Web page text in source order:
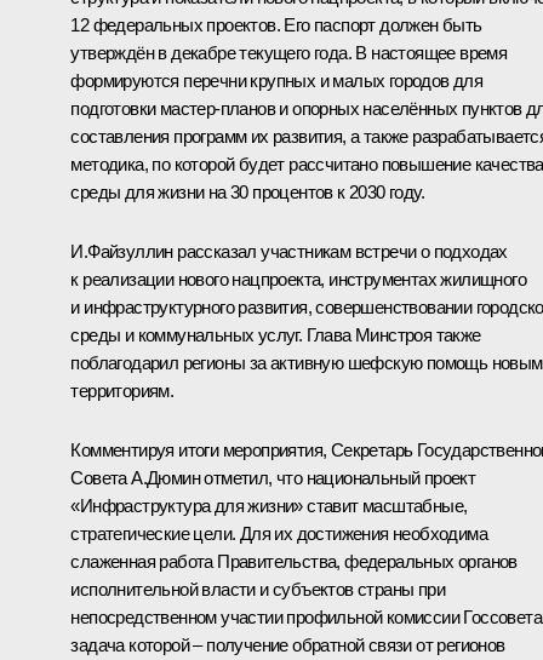
12 федеральных проектов. Его паспорт должен быть
утверждён в декабре текущего года. В настоящее время
формируются перечни крупных и малых городов для
подготовки мастер-планов и опорных населённых пунктов
составления программ их развития, а также
методика, по которой будет рассчитано повышение качества
среды для жизни на 30 процентов к 2030 году.
И.Файзуллин рассказал участникам встречи о подходах
к реализации нового нацпроекта, инструментах жилищного
и инфраструктурного развития, совершенствовании
среды и коммунальных услуг. Глава Минстроя также
поблагодарил регионы за активную шефскую помощь новым
территориям.
Комментируя итоги мероприятия, Секретарь
Совета А.Дюмин отметил, что национальный проект
«Инфраструктура для жизни» ставит масштабные,
стратегические цели. Для их достижения необходима
слаженная работа Правительства, федеральных органов
исполнительной власти и субъектов страны при
непосредственном участии профильной комиссии
задача которой – получение обратной связи от регионов